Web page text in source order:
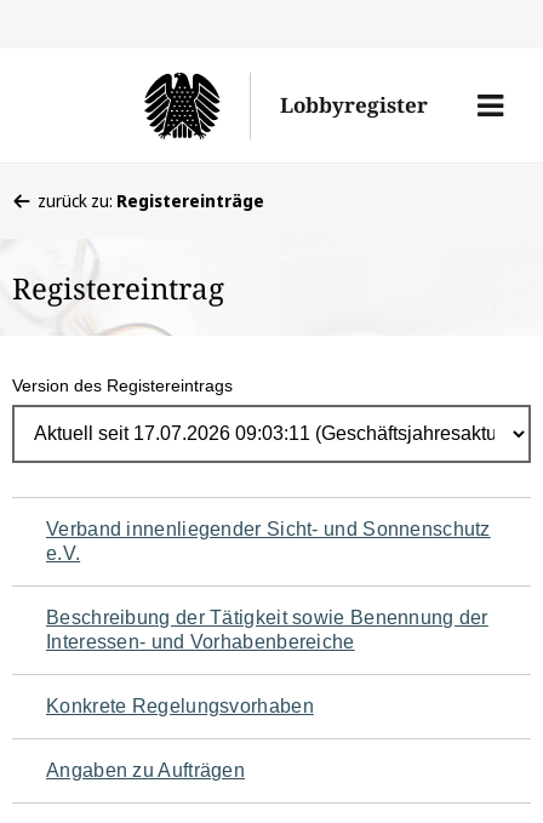
Lobbyregister
Menü
befinden
hier:
zurück zu: Registereinträge
Registereintrag
Version des Registereintrags
Navigation
für
den
Seiteninhalt
Verband innenliegender Sicht- und Sonnenschutz
e.V.
Beschreibung der Tätigkeit sowie Benennung der
Interessen- und Vorhabenbereiche
Konkrete Regelungsvorhaben
Angaben zu Aufträgen